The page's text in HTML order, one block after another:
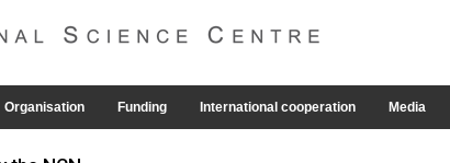
Organisation Funding International cooperation Media